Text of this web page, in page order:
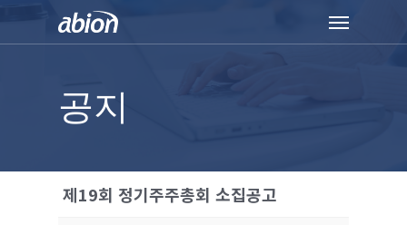
Menu
공지
제19회 정기주주총회 소집공고